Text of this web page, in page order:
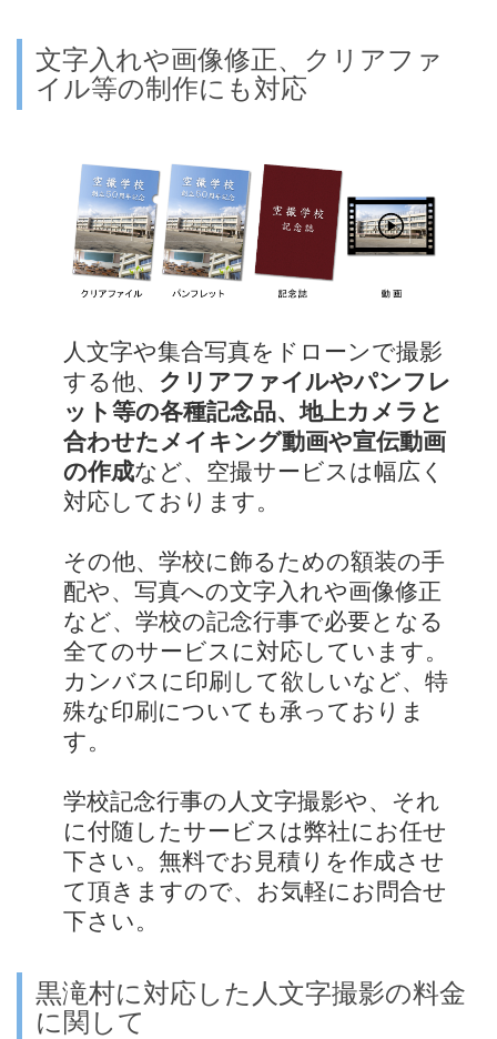
文字入れや画像修正、クリアファ
イル等の制作にも対応
人文字や集合写真をドローンで撮影
する他、 クリアファイルやパンフレ
ット等の各種記念品、地上カメラと
合わせたメイキング動画や宣伝動画
の作成など、空撮サービスは幅広く
対応しております。
その他、学校に飾るための額装の手
配や、写真への文字入れや画像修正
など、学校の記念行事で必要となる
全てのサービスに対応しています。
カンバスに印刷して欲しいなど、特
殊な印刷についても承っておりま
す。
学校記念行事の人文字撮影や、それ
に付随したサービスは弊社にお任せ
下さい。無料でお見積りを作成させ
て頂きますので、お気軽にお問合せ
下さい。
黒滝村に対応した人文字撮影の料金
に関して